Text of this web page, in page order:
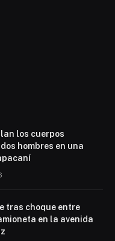
los cuerpos
hombres en una
tras choque entre
en la avenida